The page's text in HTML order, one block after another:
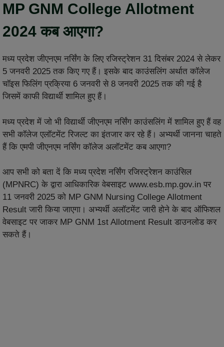
MP GNM College Allotment
2024 कब आएगा?
मध्य प्रदेश जीएनएम नर्सिंग के लिए रजिस्ट्रेशन 31 दिसंबर 2024 से लेकर
5 जनवरी 2025 तक किए गए हैं। इसके बाद काउंसलिंग अर्थात कॉलेज
चॉइस फिलिंग प्रक्रिया 6 जनवरी से 8 जनवरी 2025 तक की गई है
जिसमें काफी विद्यार्थी शामिल हुए हैं।
मध्य प्रदेश में जो भी विद्यार्थी जीएनएम नर्सिंग काउंसलिंग में शामिल हुए हैं वह
सभी कॉलेज एलॉटमेंट रिजल्ट का इंतजार कर रहे हैं। अभ्यर्थी जानना चाहते
हैं कि एमपी जीएनएम नर्सिंग कॉलेज अलॉटमेंट कब आएगा?
आप सभी को बता दें कि मध्य प्रदेश नर्सिंग रजिस्ट्रेशन काउंसिल
(MPNRC) के द्वारा आधिकारिक वेबसाइट www.esb.mp.gov.in पर
11 जनवरी 2025 को MP GNM Nursing College Allotment
Result जारी किया जाएगा। अभ्यर्थी अलॉटमेंट जारी होने के बाद ऑफिशल
वेबसाइट पर जाकर MP GNM 1st Allotment Result डाउनलोड कर
सकते हैं।